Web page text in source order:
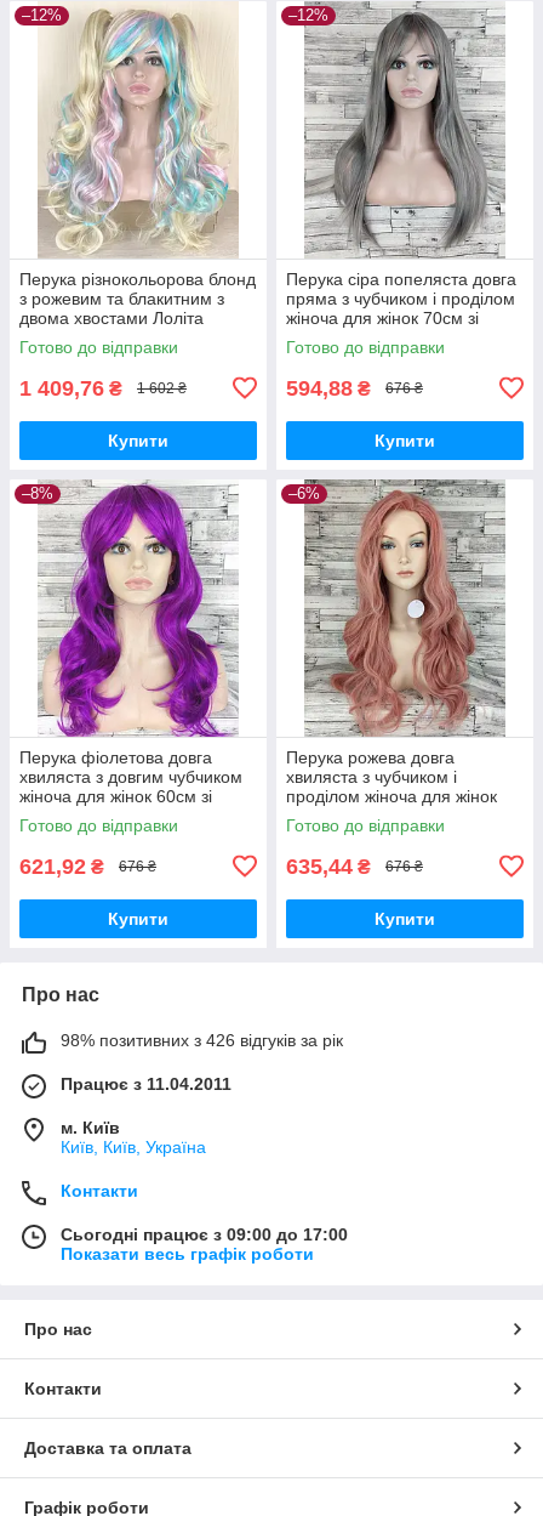
–12%
Перука різнокольорова блонд
з рожевим та блакитним з
двома хвостами Лоліта
хвиляста довга 70см жіноча
штучна
Готово до відправки
1 409,76 ₴ 1 602 ₴
Купити
–12%
Перука сіра попеляста довга
пряма з чубчиком і проділом
жіноча для жінок 70см зі
штучного волосся
Готово до відправки
594,88 ₴ 676 ₴
Купити
–8%
Перука фіолетова довга
хвиляста з довгим чубчиком
жіноча для жінок 60см зі
штучного волосся
Готово до відправки
621,92 ₴ 676 ₴
Купити
–6%
Перука рожева довга
хвиляста з чубчиком і
проділом жіноча для жінок
70см зі штучного волосся
Готово до відправки
635,44 ₴ 676 ₴
Купити
Про нас
98% позитивних з 426 відгуків за рік
Працює з 11.04.2011
м. Київ
Київ, Київ, Україна
Контакти
Сьогодні працює з 09:00 до 17:00
Показати весь графік роботи
Про нас
Контакти
Доставка та оплата
Графік роботи